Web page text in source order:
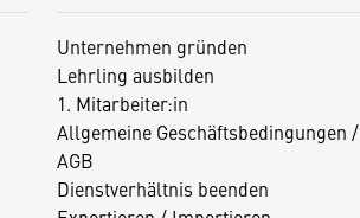
Unternehmen gründen
Lehrling ausbilden
1. Mitarbeiter:in
Allgemeine Geschäftsbedingungen /
AGB
Dienstverhältnis beenden